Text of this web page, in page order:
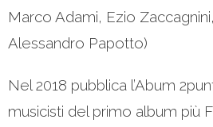
Marco Adami, Ezio
Alessandro Papotto)
Nel 2018 pubblica l’Abum
musicisti del primo album più